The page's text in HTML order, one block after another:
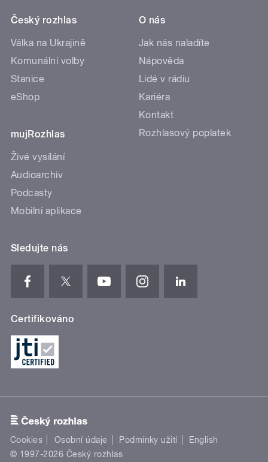
Český rozhlas
Válka na Ukrajině
Komunální volby
Stanice
eShop
mujRozhlas
Živé vysílání
Audioarchiv
Podcasty
Mobilní aplikace
O nás
Jak nás naladíte
Nápověda
Lidé v rádiu
Kariéra
Kontakt
Rozhlasový poplatek
Sledujte nás
Certifikováno
Cookies Osobní údaje Podmínky užití
English
© 1997-2026 Český rozhlas